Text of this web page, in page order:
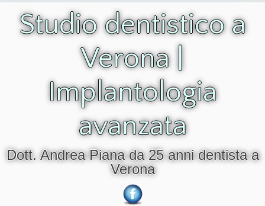
Studio dentistico a
Verona |
Implantologia
avanzata
Dott. Andrea Piana da 25 anni dentista a
Verona